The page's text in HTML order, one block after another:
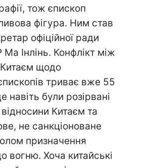
тож єпископ
фігура. Ним став
офіційної ради
Інлінь. Конфлікт між
щодо
триває вже 55
навіть були розірвані
Китаєм та
не санкціоноване
призначення
вогню. Хоча китайські